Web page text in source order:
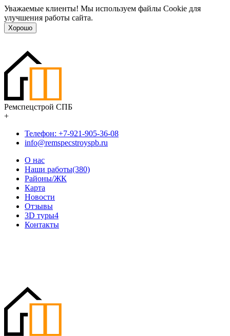
Уважаемые клиенты! Мы используем файлы Cookie для
улучшения работы сайта.
Хорошо
Ремспецстрой СПБ
+
Телефон: +7-921-905-36-08
info@remspecstroyspb.ru
О нас
Наши работы(380)
Районы/ЖК
Карта
Новости
Отзывы
3D туры4
Контакты